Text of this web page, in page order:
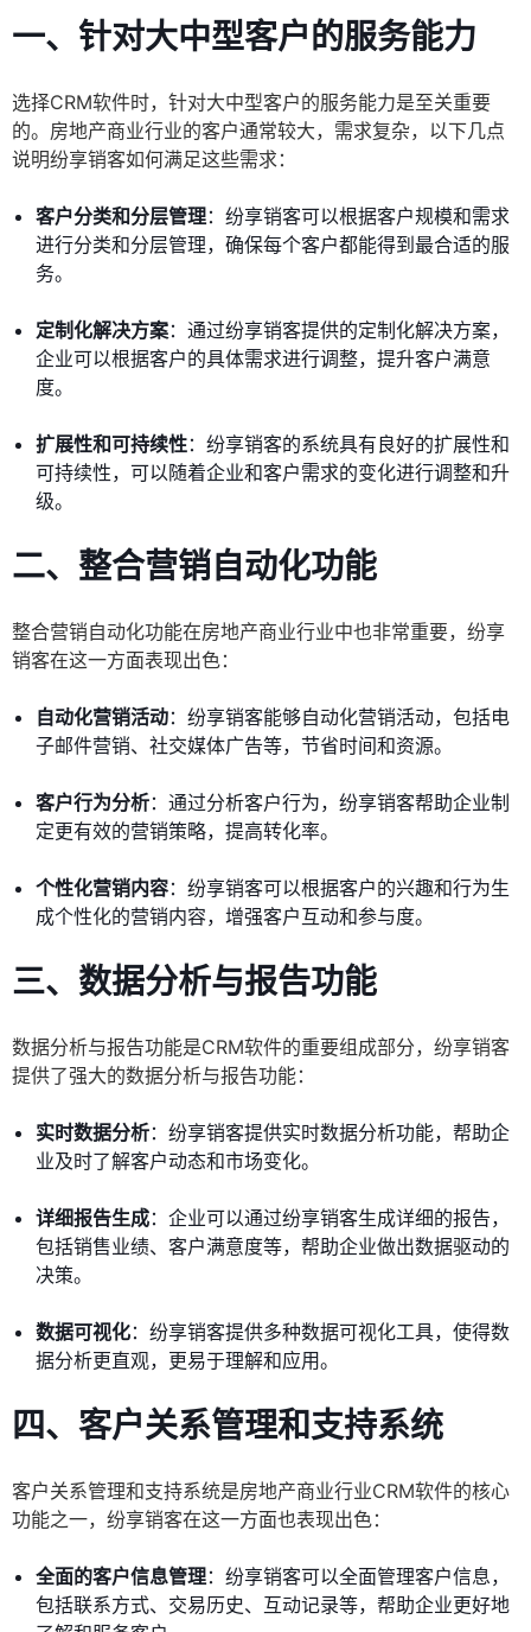
一、针对大中型客户的服务能力
选择CRM软件时，针对大中型客户的服务能力是至关重要
的。房地产商业行业的客户通常较大，需求复杂，以下几点
说明纷享销客如何满足这些需求：
客户分类和分层管理：纷享销客可以根据客户规模和需求
进行分类和分层管理，确保每个客户都能得到最合适的服
务。
定制化解决方案：通过纷享销客提供的定制化解决方案，
企业可以根据客户的具体需求进行调整，提升客户满意
度。
扩展性和可持续性：纷享销客的系统具有良好的扩展性和
可持续性，可以随着企业和客户需求的变化进行调整和升
级。
二、整合营销自动化功能
整合营销自动化功能在房地产商业行业中也非常重要，纷享
销客在这一方面表现出色：
自动化营销活动：纷享销客能够自动化营销活动，包括电
子邮件营销、社交媒体广告等，节省时间和资源。
客户行为分析：通过分析客户行为，纷享销客帮助企业制
定更有效的营销策略，提高转化率。
个性化营销内容：纷享销客可以根据客户的兴趣和行为生
成个性化的营销内容，增强客户互动和参与度。
三、数据分析与报告功能
数据分析与报告功能是CRM软件的重要组成部分，纷享销客
提供了强大的数据分析与报告功能：
实时数据分析：纷享销客提供实时数据分析功能，帮助企
业及时了解客户动态和市场变化。
详细报告生成：企业可以通过纷享销客生成详细的报告，
包括销售业绩、客户满意度等，帮助企业做出数据驱动的
决策。
数据可视化：纷享销客提供多种数据可视化工具，使得数
据分析更直观，更易于理解和应用。
四、客户关系管理和支持系统
客户关系管理和支持系统是房地产商业行业CRM软件的核心
功能之一，纷享销客在这一方面也表现出色：
全面的客户信息管理：纷享销客可以全面管理客户信息，
包括联系方式、交易历史、互动记录等，帮助企业更好地